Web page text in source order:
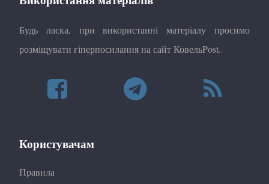
Будь ласка, при використанні матеріалу просимо
розміщувати гіперпосилання на сайт КовельPost.
Користувачам
Правила